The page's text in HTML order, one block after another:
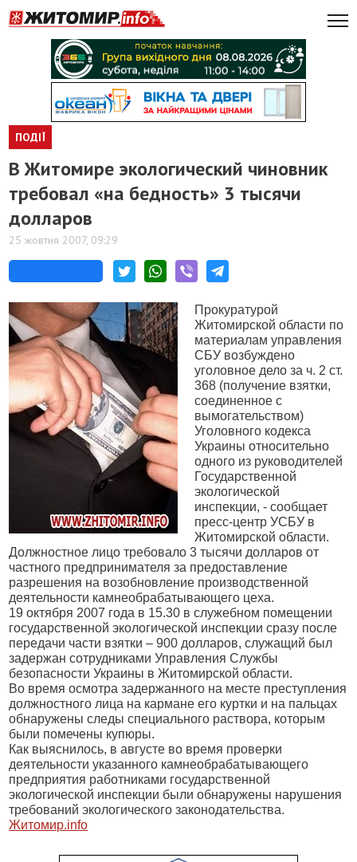
ПОДІЇ
В Житомире экологический чиновник
требовал «на бедность» 3 тысячи
долларов
25 жовтня 2007, 09:29
Прокуратурой
Житомирской области по
материалам управления
СБУ возбуждено
уголовное дело за ч. 2 ст.
368 (получение взятки,
соединенное с
вымогательством)
Уголовного кодекса
Украины относительно
одного из руководителей
Государственной
экологической
инспекции, - сообщает
пресс-центр УСБУ в
Житомирской области.
Должностное лицо требовало 3 тысячи долларов от
частного предпринимателя за предоставление
разрешения на возобновление производственной
деятельности камнеобрабатывающего цеха.
19 октября 2007 года в 15.30 в служебном помещении
государственной экологической инспекции сразу после
передачи части взятки – 900 долларов, служащий был
задержан сотрудниками Управления Службы
безопасности Украины в Житомирской области.
Во время осмотра задержанного на месте преступления
должностного лица на кармане его куртки и на пальцах
обнаружены следы специального раствора, которым
были помечены купюры.
Как выяснилось, в августе во время проверки
деятельности указанного камнеобрабатывающего
предприятия работниками государственной
экологической инспекции были обнаружены нарушения
требований экологического законодательства.
Житомир.info